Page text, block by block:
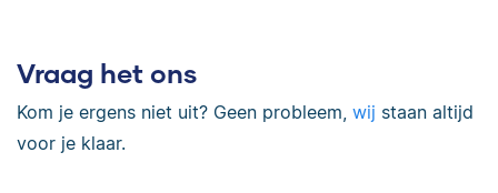
Vraag het ons
Kom je ergens niet uit? Geen probleem, wij staan altijd
voor je klaar.